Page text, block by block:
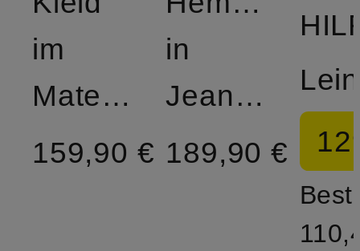
im
Materialmix
159,90 €
in
Jeansoptik
189,90 €